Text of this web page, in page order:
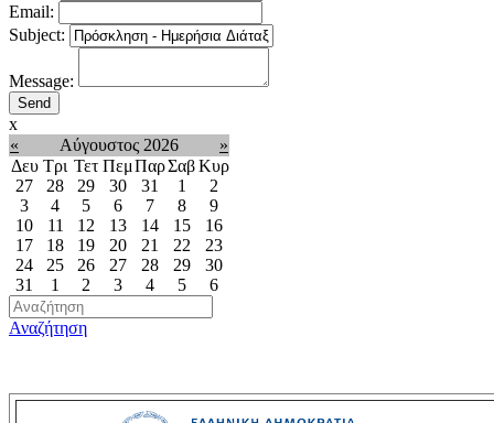
Email:
Subject:
Message:
x
«
Αύγουστος 2026
»
Δευ Τρι Τετ ΠεμΠαρΣαβΚυρ
27
28 29 30 31 1
2
3
4 5 6 7 8
9
10
11 12 13 14 15
16
17
18 19 20 21 22
23
24
25 26 27 28 29
30
31
1 2 3 4 5 6
Αναζήτηση